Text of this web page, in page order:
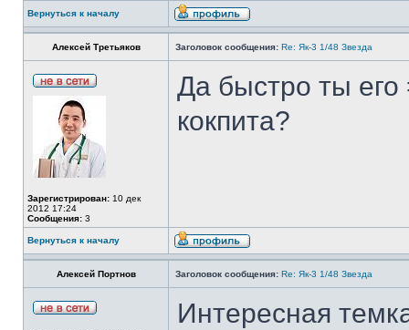
Вернуться к началу
Алексей Третьяков Заголовок сообщения: Re: Як-3 1/48 Звезда
Зарегистрирован: 10 дек
2012 17:24
Сообщения: 3
Да быстро ты его
кокпита?
Вернуться к началу
Алексей Портнов Заголовок сообщения: Re: Як-3 1/48 Звезда
Интересная